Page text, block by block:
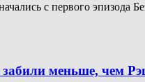
с первого эпизода
меньше, чем